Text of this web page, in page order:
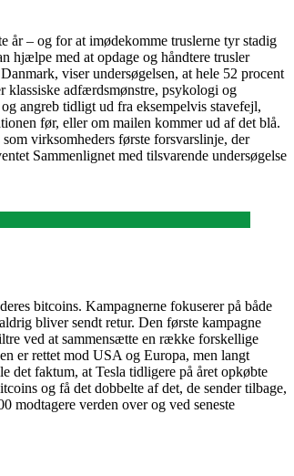
år – og for at imødekomme truslerne tyr stadig
hjælpe med at opdage og håndtere trusler
viser undersøgelsen, at hele 52 procent
klassiske adfærdsmønstre, psykologi og
angreb tidligt ud fra eksempelvis stavefejl,
før, eller om mailen kommer ud af det blå.
virksomheders første forsvarslinje, der
Sammenlignet med tilsvarende undersøgelse
bitcoins. Kampagnerne fokuserer på både
bliver sendt retur. Den første kampagne
ved at sammensætte en række forskellige
er rettet mod USA og Europa, men langt
det faktum, at Tesla tidligere på året opkøbte
og få det dobbelte af det, de sender tilbage,
modtagere verden over og ved seneste